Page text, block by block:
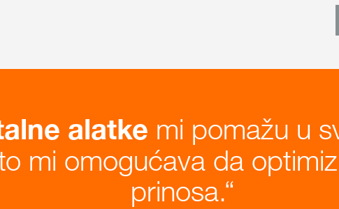
alatke mi pomažu u
mi omogućava da
prinosa.